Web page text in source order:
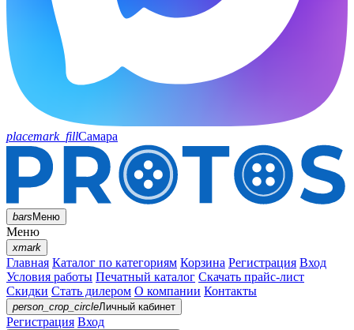
placemark_fillСамара
barsМеню
Меню
xmark
Главная Каталог по категориям Корзина Регистрация Вход
Условия работы Печатный каталог Скачать прайс-лист
Скидки Стать дилером О компании Контакты
person_crop_circleЛичный кабинет
Регистрация Вход